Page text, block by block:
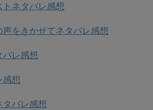
ネタバレ感想
声をきかせてネタバレ感想
バレ感想
感想
バレ感想